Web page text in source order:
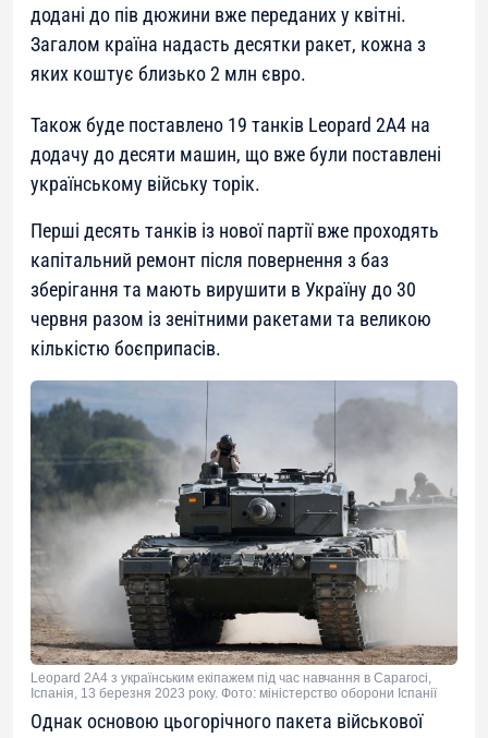
додані до пів дюжини вже переданих у квітні.
Загалом країна надасть десятки ракет, кожна з
яких коштує близько 2 млн євро.
Також буде поставлено 19 танків Leopard 2A4 на
додачу до десяти машин, що вже були поставлені
українському війську торік.
Перші десять танків із нової партії вже проходять
капітальний ремонт після повернення з баз
зберігання та мають вирушити в Україну до 30
червня разом із зенітними ракетами та великою
кількістю боєприпасів.
Leopard 2A4 з українським екіпажем під час навчання в Сарагосі,
Іспанія, 13 березня 2023 року. Фото: міністерство оборони Іспанії
Однак основою цьогорічного пакета військової